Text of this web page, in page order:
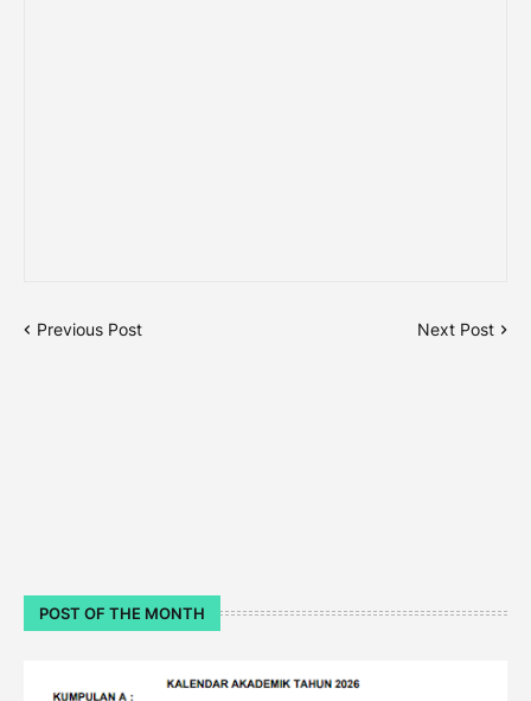
Previous Post Next Post
POST OF THE MONTH